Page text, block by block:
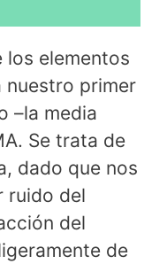
los elementos
nuestro primer
–la media
Se trata de
dado que nos
ruido del
del
de